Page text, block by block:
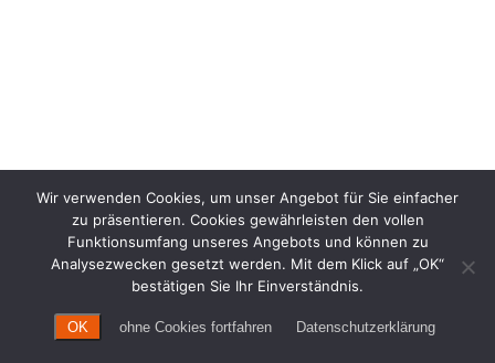
Wir verwenden Cookies, um unser Angebot für Sie einfacher
zu präsentieren. Cookies gewährleisten den vollen
Funktionsumfang unseres Angebots und können zu
Analysezwecken gesetzt werden. Mit dem Klick auf „OK“
bestätigen Sie Ihr Einverständnis.
OK ohne Cookies fortfahren Datenschutzerklärung